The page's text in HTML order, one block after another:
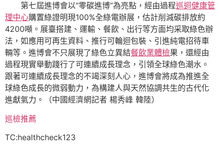
第七屆進博會以“零碳進博”為亮點，經由過程巡迴健康管
理中心購置綠證明現100%全綠電辦展，估計削減碳排放約
4200噸。展臺搭建、運輸、餐飲、出行等方面均采取綠色辦
法，如應用可再生資料、推行可輪迴包裝、引進純電招待車
輛等。進博會不只展現了綠色立異結餐飲業體檢果，還經由
過程現實舉動踐行了可連續成長理念，引領全球綠色潮水。
跟著可連續成長理念的不竭深刻人心，進博會將成為推進全
球綠色成長的微弱動力，為構建人與天然協調共生的古代化
進獻氣力。（中國經濟網記者 楊秀峰 韓陸）
巡檢推薦
TC:healthcheck123